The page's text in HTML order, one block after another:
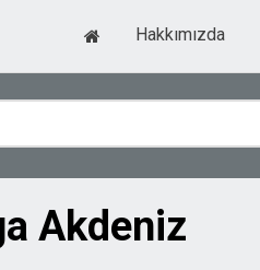
Hakkımızda
Akdeniz